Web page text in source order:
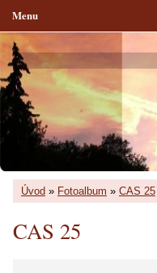
Úvod » Fotoalbum » CAS 25
CAS 25
Menu